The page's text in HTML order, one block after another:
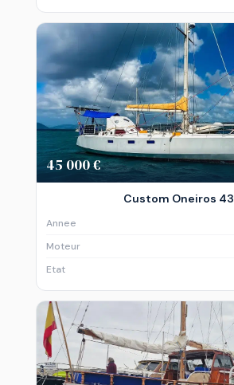
45 000 €
Custom Oneiros 43
Annee
Moteur
Etat